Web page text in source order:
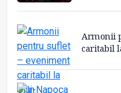
Armonii
caritabil